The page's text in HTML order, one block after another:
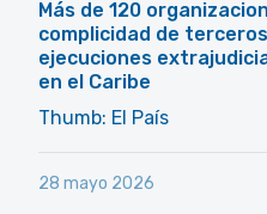
Más de 120
complicidad de
ejecuciones
en el Caribe
Thumb: El País
28 mayo 2026